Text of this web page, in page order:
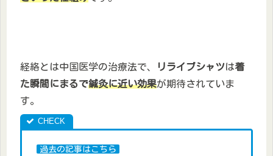
経絡とは中国医学の治療法で、 リライブシャツは着
た瞬間にまるで鍼灸に近い効果が期待されていま
す。
過去の記事はこちら